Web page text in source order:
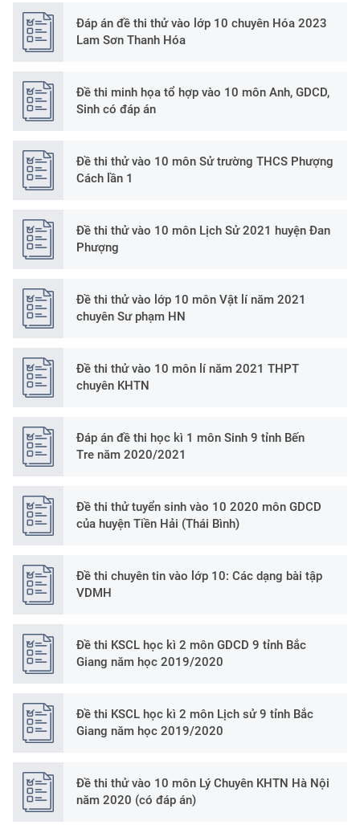
Đáp án đề thi thử vào lớp 10 chuyên Hóa 2023
Lam Sơn Thanh Hóa
Đề thi minh họa tổ hợp vào 10 môn Anh, GDCD,
Sinh có đáp án
Đề thi thử vào 10 môn Sử trường THCS Phượng
Cách lần 1
Đề thi thử vào 10 môn Lịch Sử 2021 huyện Đan
Phượng
Đề thi thử vào lớp 10 môn Vật lí năm 2021
chuyên Sư phạm HN
Đề thi thử vào 10 môn lí năm 2021 THPT
chuyên KHTN
Đáp án đề thi học kì 1 môn Sinh 9 tỉnh Bến
Tre năm 2020/2021
Đề thi thử tuyển sinh vào 10 2020 môn GDCD
của huyện Tiền Hải (Thái Bình)
Đề thi chuyên tin vào lớp 10: Các dạng bài tập
VDMH
Đề thi KSCL học kì 2 môn GDCD 9 tỉnh Bắc
Giang năm học 2019/2020
Đề thi KSCL học kì 2 môn Lịch sử 9 tỉnh Bắc
Giang năm học 2019/2020
Đề thi thử vào 10 môn Lý Chuyên KHTN Hà Nội
năm 2020 (có đáp án)